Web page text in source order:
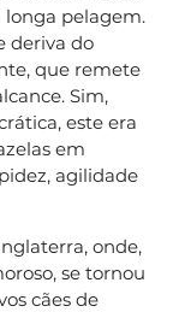
longa pelagem.
deriva do
que remete
Sim,
este era
em
agilidade
onde,
se tornou
cães de